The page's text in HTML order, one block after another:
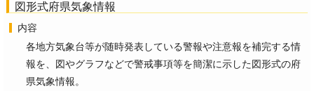
図形式府県気象情報
内容
各地方気象台等が随時発表している警報や注意報を補完する情
報を、図やグラフなどで警戒事項等を簡潔に示した図形式の府
県気象情報。